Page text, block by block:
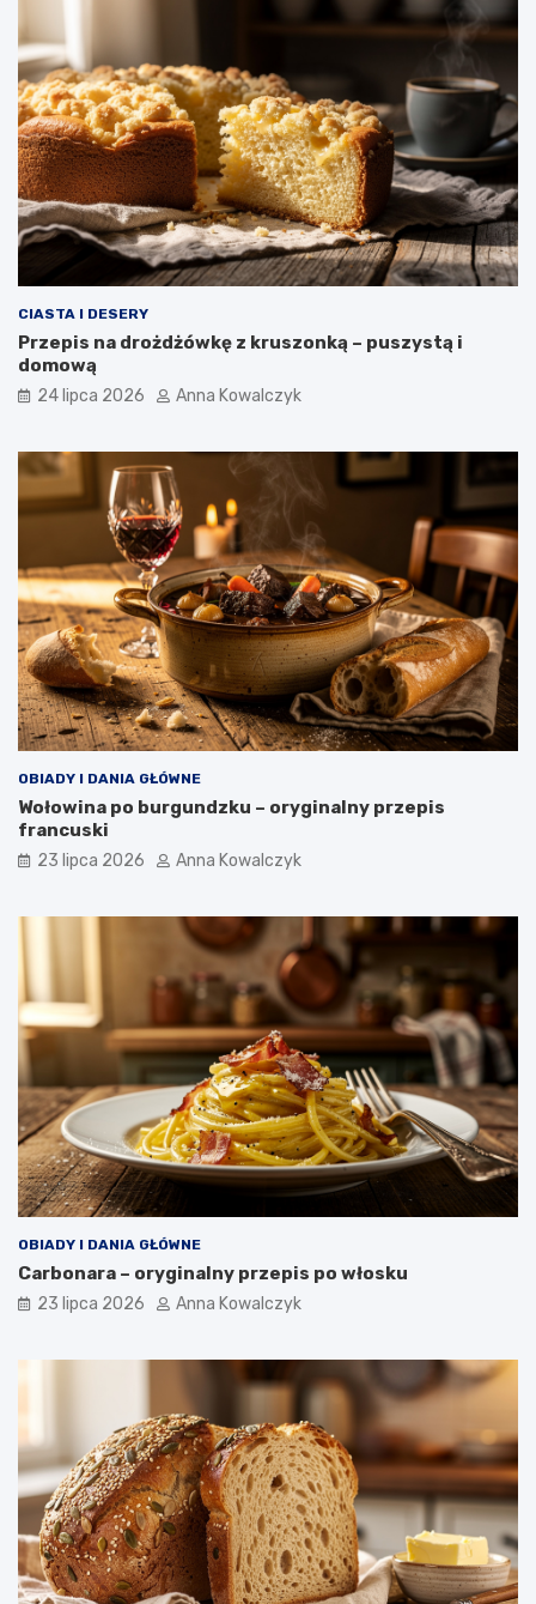
CIASTA I DESERY
Przepis na drożdżówkę z kruszonką – puszystą i
domową
24 lipca 2026 Anna Kowalczyk
OBIADY I DANIA GŁÓWNE
Wołowina po burgundzku – oryginalny przepis
francuski
23 lipca 2026 Anna Kowalczyk
OBIADY I DANIA GŁÓWNE
Carbonara – oryginalny przepis po włosku
23 lipca 2026 Anna Kowalczyk